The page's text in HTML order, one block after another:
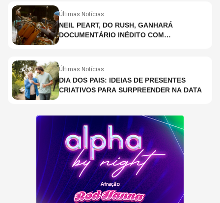
Últimas Notícias
NEIL PEART, DO RUSH, GANHARÁ
DOCUMENTÁRIO INÉDITO COM
Últimas Notícias
DIA DOS PAIS: IDEIAS DE PRESENTES
CRIATIVOS PARA SURPREENDER NA DATA